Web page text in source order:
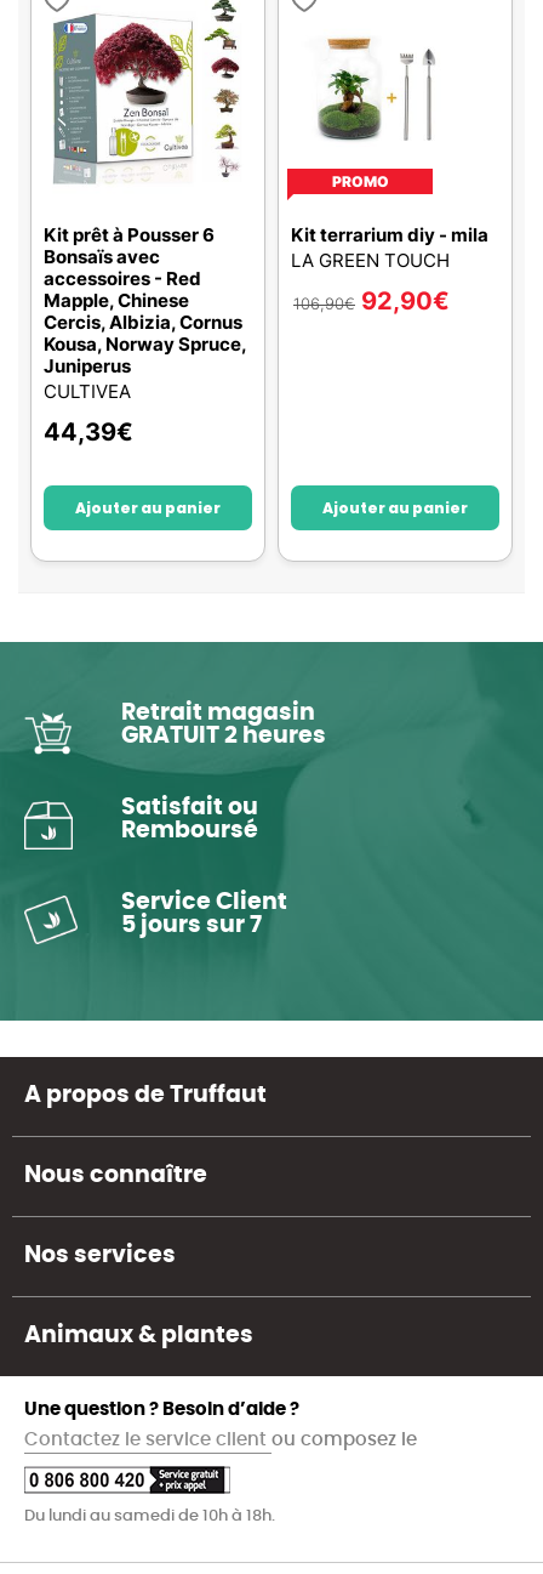
Kit prêt à Pousser 6
Bonsaïs avec
accessoires - Red
Mapple, Chinese
Cercis, Albizia, Cornus
Kousa, Norway Spruce,
Juniperus
CULTIVEA
44,39€
Ajouter au panier
PROMO
Kit terrarium diy - mila
LA GREEN TOUCH
106,90€ 92,90€
Ajouter au panier
Retrait magasin
GRATUIT 2 heures
Satisfait ou
Remboursé
Service Client
5 jours sur 7
A propos de Truffaut
Nous connaître
Nos services
Animaux & plantes
Une question ? Besoin d’aide ?
Contactez le service client ou composez le
Du lundi au samedi de 10h à 18h.